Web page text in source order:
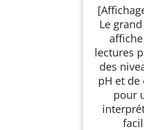
Le
lectures
des
pH et de
pour